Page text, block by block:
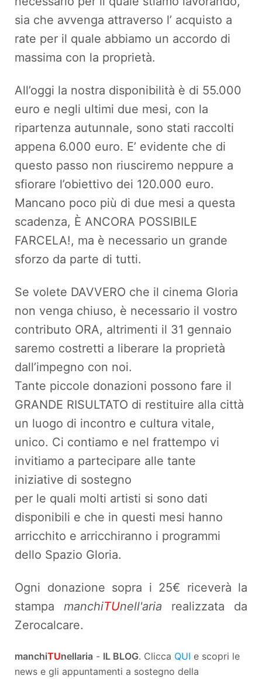
sia che avvenga attraverso l’ acquisto a
rate per il quale abbiamo un accordo di
massima con la proprietà.
All’oggi la nostra disponibilità è di 55.000
euro e negli ultimi due mesi, con la
ripartenza autunnale, sono stati raccolti
appena 6.000 euro. E’ evidente che di
questo passo non riusciremo neppure a
sfiorare l’obiettivo dei 120.000 euro.
Mancano poco più di due mesi a questa
scadenza, È ANCORA POSSIBILE
FARCELA!, ma è necessario un grande
sforzo da parte di tutti.
Se volete DAVVERO che il cinema Gloria
non venga chiuso, è necessario il vostro
contributo ORA, altrimenti il 31 gennaio
saremo costretti a liberare la proprietà
dall’impegno con noi.
Tante piccole donazioni possono fare il
GRANDE RISULTATO di restituire alla città
un luogo di incontro e cultura vitale,
unico. Ci contiamo e nel frattempo vi
invitiamo a partecipare alle tante
iniziative di sostegno
per le quali molti artisti si sono dati
disponibili e che in questi mesi hanno
arricchito e arricchiranno i programmi
dello Spazio Gloria.
Ogni donazione sopra i 25€ riceverà la
stampa manchiTUnell'aria realizzata da
Zerocalcare.
manchiTUnellaria - IL BLOG. Clicca QUI e scopri le
news e gli appuntamenti a sostegno della